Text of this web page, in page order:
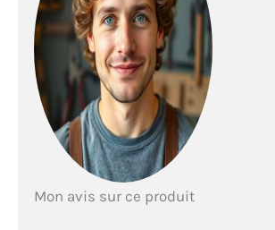
Mon avis sur ce produit